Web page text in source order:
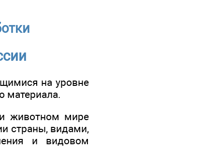
на уровне
материала.
животном мире
страны, видами,
и видовом